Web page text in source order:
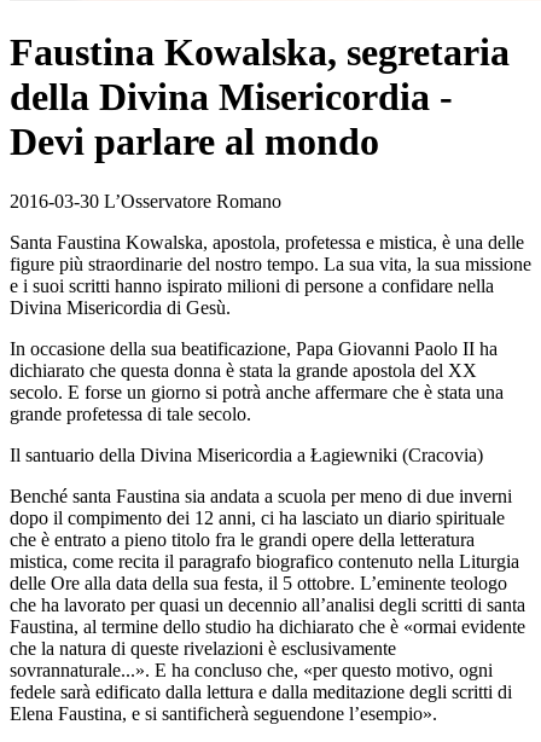
Faustina Kowalska, segretaria
della Divina Misericordia -
Devi parlare al mondo
2016-03-30 L’Osservatore Romano
Santa Faustina Kowalska, apostola, profetessa e mistica, è una delle
figure più straordinarie del nostro tempo. La sua vita, la sua missione
e i suoi scritti hanno ispirato milioni di persone a confidare nella
Divina Misericordia di Gesù.
In occasione della sua beatificazione, Papa Giovanni Paolo II ha
dichiarato che questa donna è stata la grande apostola del XX
secolo. E forse un giorno si potrà anche affermare che è stata una
grande profetessa di tale secolo.
Il santuario della Divina Misericordia a Łagiewniki (Cracovia)
Benché santa Faustina sia andata a scuola per meno di due inverni
dopo il compimento dei 12 anni, ci ha lasciato un diario spirituale
che è entrato a pieno titolo fra le grandi opere della letteratura
mistica, come recita il paragrafo biografico contenuto nella Liturgia
delle Ore alla data della sua festa, il 5 ottobre. L’eminente teologo
che ha lavorato per quasi un decennio all’analisi degli scritti di santa
Faustina, al termine dello studio ha dichiarato che è «ormai evidente
che la natura di queste rivelazioni è esclusivamente
sovrannaturale...». E ha concluso che, «per questo motivo, ogni
fedele sarà edificato dalla lettura e dalla meditazione degli scritti di
Elena Faustina, e si santificherà seguendone l’esempio».